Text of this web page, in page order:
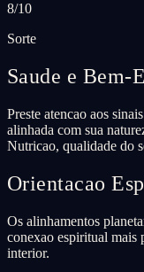
8/10
Sorte
Saude e Bem-
Preste atencao aos
alinhada com sua
Nutricao, qualidade do
Orientacao
Os alinhamentos
conexao espiritual mais
interior.